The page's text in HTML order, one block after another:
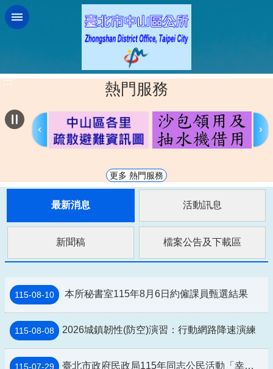
跳到主要內容區塊
::: 熱門服務
更多 熱門服務
最新消息 活動訊息
新聞稿 檔案公告及下載區
115-08-10 本所秘書室115年8月6日約僱課員甄選結果
115-08-08 2026城鎮韌性(防空)演習：行動網路降速演練
115-07-29 臺北市政府民政局115年同志公民活動「幸符製造所：與同志青少年一起長大」互動式展覽及相關講座